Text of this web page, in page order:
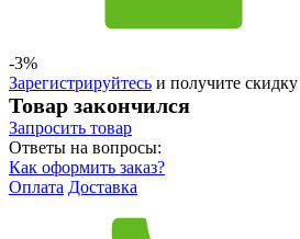
-3%
Зарегистрируйтесь и получите
Товар закончился
Запросить товар
Ответы на вопросы:
Как оформить заказ?
Оплата Доставка